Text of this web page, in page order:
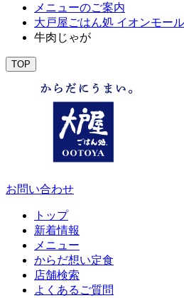
メニューのご案内
大戸屋ごはん処 イオンモー
牛肉じゃが
TOP
お問い合わせ
トップ
新着情報
メニュー
からだ想い定食
店舗検索
よくあるご質問